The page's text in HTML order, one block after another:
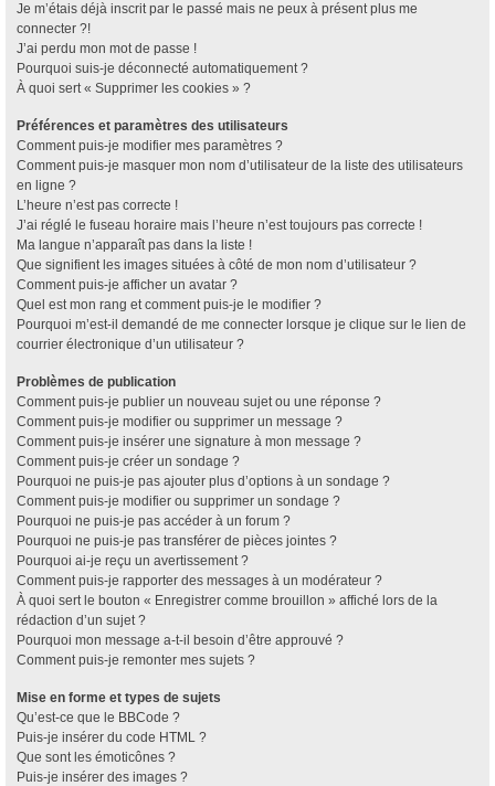
Je m’étais déjà inscrit par le passé mais ne peux à présent plus me
connecter ?!
J’ai perdu mon mot de passe !
Pourquoi suis-je déconnecté automatiquement ?
À quoi sert « Supprimer les cookies » ?
Préférences et paramètres des utilisateurs
Comment puis-je modifier mes paramètres ?
Comment puis-je masquer mon nom d’utilisateur de la liste des utilisateurs
en ligne ?
L’heure n’est pas correcte !
J’ai réglé le fuseau horaire mais l’heure n’est toujours pas correcte !
Ma langue n’apparaît pas dans la liste !
Que signifient les images situées à côté de mon nom d’utilisateur ?
Comment puis-je afficher un avatar ?
Quel est mon rang et comment puis-je le modifier ?
Pourquoi m’est-il demandé de me connecter lorsque je clique sur le lien de
courrier électronique d’un utilisateur ?
Problèmes de publication
Comment puis-je publier un nouveau sujet ou une réponse ?
Comment puis-je modifier ou supprimer un message ?
Comment puis-je insérer une signature à mon message ?
Comment puis-je créer un sondage ?
Pourquoi ne puis-je pas ajouter plus d’options à un sondage ?
Comment puis-je modifier ou supprimer un sondage ?
Pourquoi ne puis-je pas accéder à un forum ?
Pourquoi ne puis-je pas transférer de pièces jointes ?
Pourquoi ai-je reçu un avertissement ?
Comment puis-je rapporter des messages à un modérateur ?
À quoi sert le bouton « Enregistrer comme brouillon » affiché lors de la
rédaction d’un sujet ?
Pourquoi mon message a-t-il besoin d’être approuvé ?
Comment puis-je remonter mes sujets ?
Mise en forme et types de sujets
Qu’est-ce que le BBCode ?
Puis-je insérer du code HTML ?
Que sont les émoticônes ?
Puis-je insérer des images ?